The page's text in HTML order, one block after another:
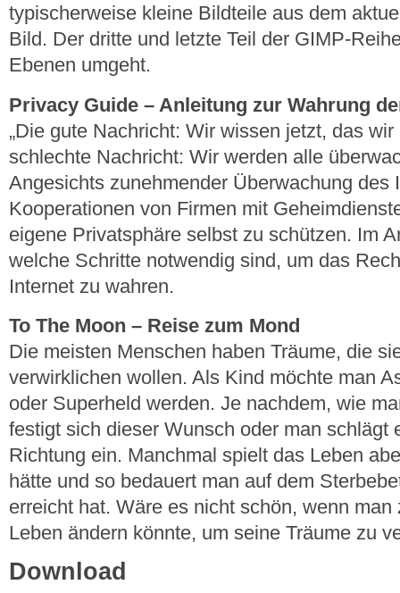
typischerweise kleine Bildteile aus dem
Bild. Der dritte und letzte Teil der GIMP-
Ebenen umgeht.
Privacy Guide – Anleitung zur Wahrung
„Die gute Nachricht: Wir wissen jetzt, das
schlechte Nachricht: Wir werden alle
Angesichts zunehmender Überwachung des
Kooperationen von Firmen mit
eigene Privatsphäre selbst zu schützen. Im
welche Schritte notwendig sind, um das
Internet zu wahren.
To The Moon – Reise zum Mond
Die meisten Menschen haben Träume, die
verwirklichen wollen. Als Kind möchte man
oder Superheld werden. Je nachdem, wie
festigt sich dieser Wunsch oder man schlägt
Richtung ein. Manchmal spielt das Leben
hätte und so bedauert man auf dem
erreicht hat. Wäre es nicht schön, wenn
Leben ändern könnte, um seine Träume zu
Download